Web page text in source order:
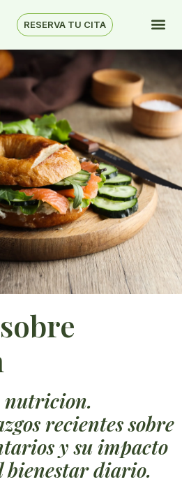
RESERVA TU CITA
nutricion.
recientes sobre
y su impacto
bienestar diario.